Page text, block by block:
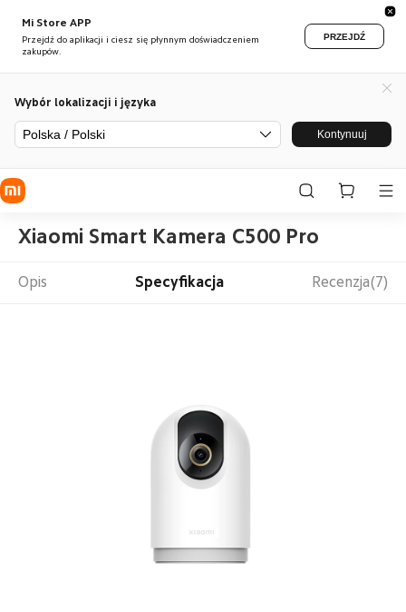
Mi Store APP
Przejdź do aplikacji i ciesz się płynnym doświadczeniem
zakupów.
PRZEJDŹ
Wybór lokalizacji i języka
Polska / Polski Kontynuuj
Xiaomi Smart Kamera C500 Pro
Opis Specyfikacja Recenzja(7)